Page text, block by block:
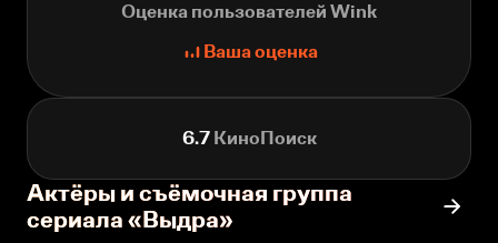
Оценка пользователей Wink
Ваша оценка
6.7КиноПоиск
Актёры и съёмочная группа
сериала «Выдра»